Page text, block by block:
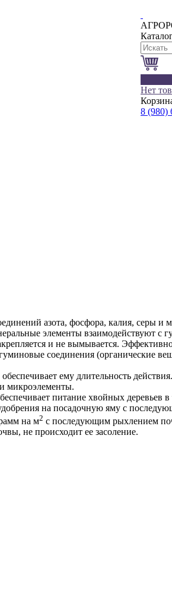
Нет
8 (980)
азота, фосфора, калия, серы
элементы взаимодействуют
и не вымывается.
соединения (органические
ему длительность
микроэлементы.
питание хвойных деревьев
на посадочную яму с
на м2 с последующим рыхлением
не происходит ее засоление.